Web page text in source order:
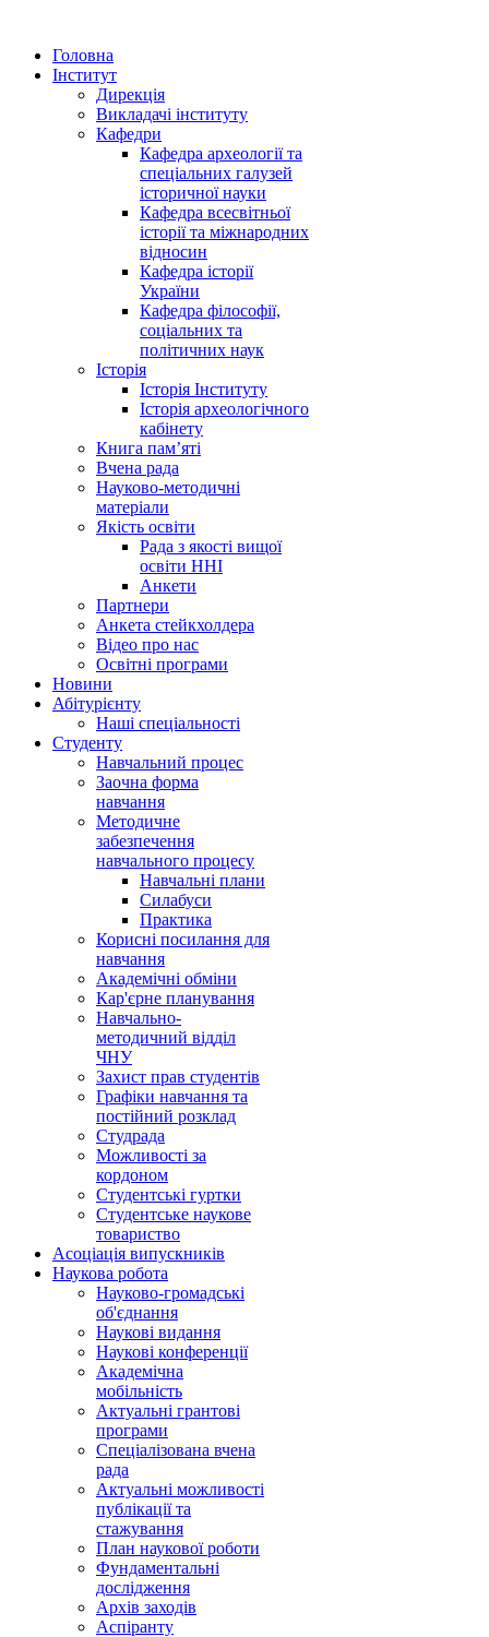
Головна
Інститут
Дирекція
Викладачі інституту
Кафедри
Кафедра археології та
спеціальних галузей
історичної науки
Кафедра всесвітньої
історії та міжнародних
відносин
Кафедра історії
України
Кафедра філософії,
соціальних та
політичних наук
Історія
Історія Інституту
Історія археологічного
кабінету
Книга памʼяті
Вчена рада
Науково-методичні
матеріали
Якість освіти
Рада з якості вищої
освіти ННІ
Анкети
Партнери
Анкета стейкхолдера
Відео про нас
Освітні програми
Hовини
Абітурієнту
Наші спеціальності
Студенту
Навчальний процес
Заочна форма
навчання
Методичне
забезпечення
навчального процесу
Навчальні плани
Силабуси
Практика
Корисні посилання для
навчання
Академічні обміни
Кар'єрне планування
Навчально-
методичний відділ
ЧНУ
Захист прав студентів
Графіки навчання та
постійний розклад
Студрада
Можливості за
кордоном
Студентські гуртки
Студентське наукове
товариство
Асоціація випускників
Наукова робота
Науково-громадські
об'єднання
Наукові видання
Наукові конференції
Академічна
мобільність
Актуальні грантові
програми
Спеціалізована вчена
рада
Актуальні можливості
публікації та
стажування
План наукової роботи
Фундаментальні
дослідження
Архів заходів
Аспіранту